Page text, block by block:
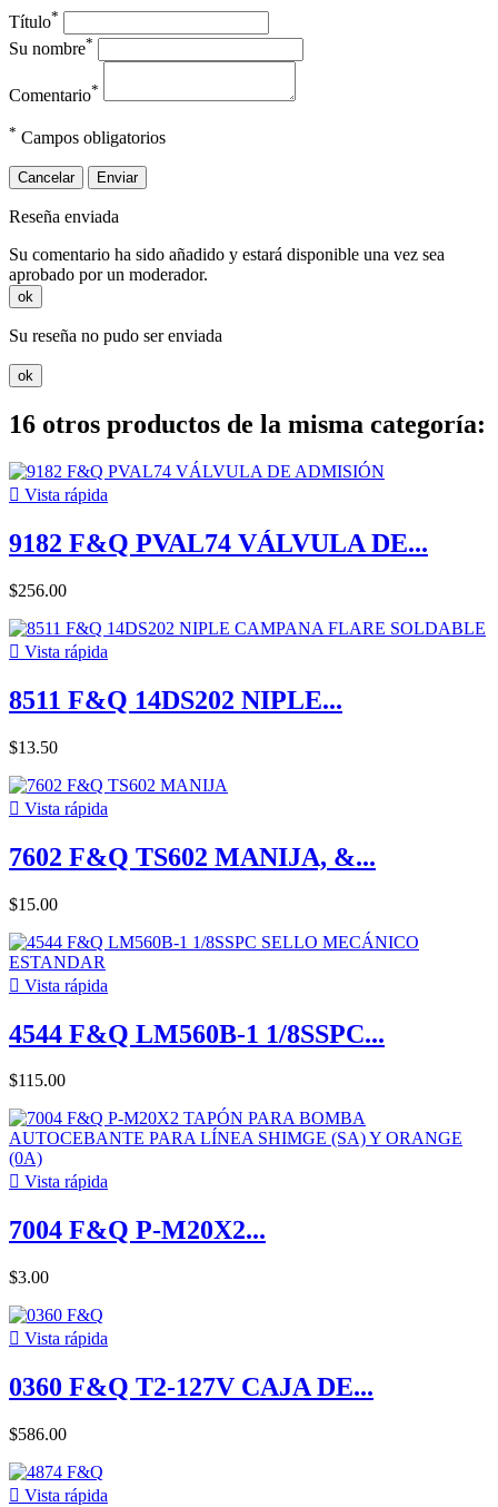
Título*
Su nombre*
Comentario*
* Campos obligatorios
Cancelar Enviar
Reseña enviada
Su comentario ha sido añadido y estará disponible una vez sea
aprobado por un moderador.
ok
Su reseña no pudo ser enviada
ok
16 otros productos de la misma categoría:
 Vista rápida
9182 F&Q PVAL74 VÁLVULA DE...
$256.00
 Vista rápida
8511 F&Q 14DS202 NIPLE...
$13.50
 Vista rápida
7602 F&Q TS602 MANIJA, &...
$15.00
 Vista rápida
4544 F&Q LM560B-1 1/8SSPC...
$115.00
 Vista rápida
7004 F&Q P-M20X2...
$3.00
 Vista rápida
0360 F&Q T2-127V CAJA DE...
$586.00
 Vista rápida